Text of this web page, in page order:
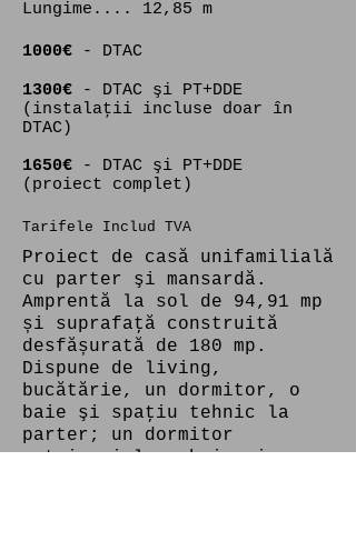
Lungime​.... 12,85 m
1000€ - DTAC​
1300€​ - DTAC şi PT+DDE
(instalaţii incluse doar în
DTAC)
1650€ ​ - DTAC şi PT+DDE
(proiect complet)
Tarifele Includ TVA​
Proiect de casă unifamilială
cu parter şi mansardă.
Amprentă la sol de 94,91 mp
și suprafaţă construită
desfășurată de 180 mp.
Dispune de living,
bucătărie, un dormitor, o
baie şi spaţiu tehnic la
parter; un dormitor
matrimonial cu baie şi